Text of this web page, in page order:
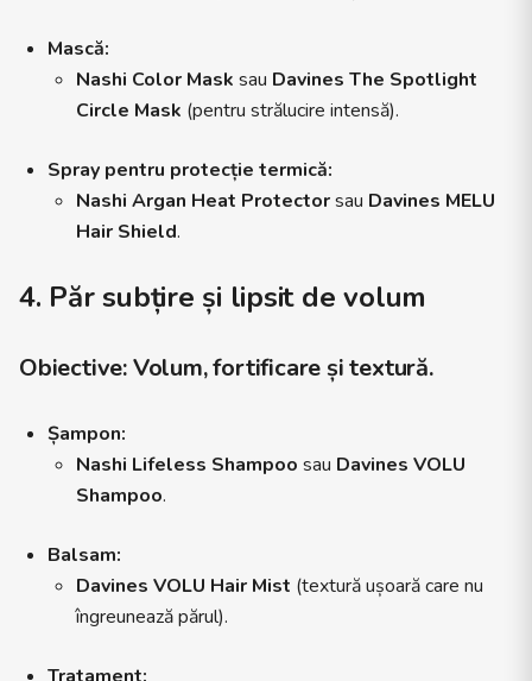
Mască:
Nashi Color Mask sau Davines The Spotlight
Circle Mask (pentru strălucire intensă).
Spray pentru protecție termică:
Nashi Argan Heat Protectorsau Davines MELU
Hair Shield.
4. Păr subțire și lipsit de volum
Obiective:Volum, fortificare și textură.
Șampon:
Nashi Lifeless Shampoo sau Davines VOLU
Shampoo.
Balsam:
Davines VOLU Hair Mist (textură ușoară care nu
îngreunează părul).